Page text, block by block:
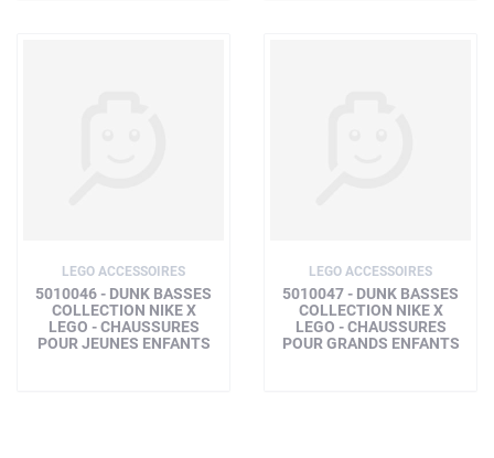
LEGO ACCESSOIRES
5010046 - DUNK BASSES
COLLECTION NIKE X
LEGO - CHAUSSURES
POUR JEUNES ENFANTS
LEGO ACCESSOIRES
5010047 - DUNK BASSES
COLLECTION NIKE X
LEGO - CHAUSSURES
POUR GRANDS ENFANTS